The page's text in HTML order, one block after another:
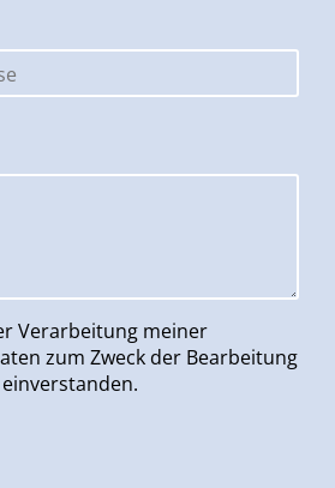
Verarbeitung meiner
zum Zweck der Bearbeitung